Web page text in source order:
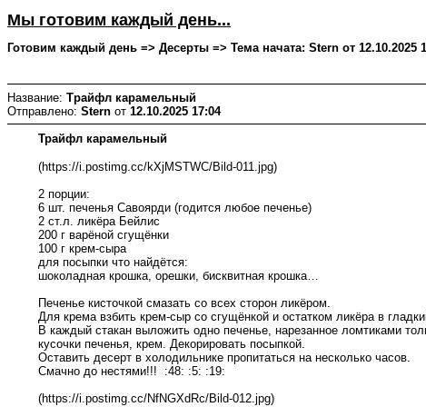
Мы готовим каждый день...
Готовим каждый день => Десерты => Тема начата: Stern от 12.10.2025
Название: Трайфл карамельный
Отправлено: Stern от 12.10.2025 17:04
Трайфл карамельный
(https://i.postimg.cc/kXjMSTWC/Bild-011.jpg)
2 порции:
6 шт. печенья Савоярди (годится любое печенье)
2 ст.л. ликёра Бейлис
200 г варёной сгущёнки
100 г крем-сыра
для посыпки что найдётся:
шоколадная крошка, орешки, бисквитная крошка…
Печенье кисточкой смазать со всех сторон ликёром.
Для крема взбить крем-сыр со сгущёнкой и остатком ликёра в
В каждый стакан выложить одно печенье, нарезанное ломтиками
кусочки печенья, крем. Декорировать посыпкой.
Оставить десерт в холодильнике пропитаться на несколько часов.
Смачно до нестями!!! :48: :5: :19:
(https://i.postimg.cc/NfNGXdRc/Bild-012.jpg)